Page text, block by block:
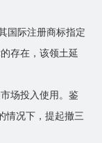
国际注册商标指定
存在，该领土延
场投入使用。鉴
情况下，提起撤三